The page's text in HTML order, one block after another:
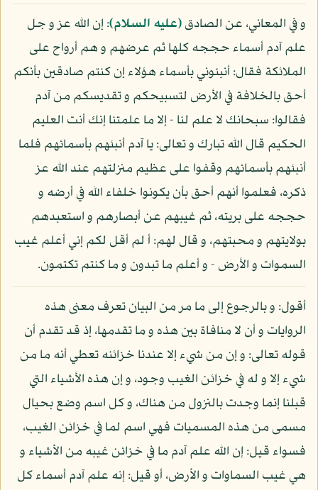
و في المعاني، عن الصادق(عليه السلام): إن الله عز و جل
علم آدم أسماء حججه كلها ثم عرضهم و هم أرواح على
الملائكة فقال: أنبئوني بأسماء هؤلاء إن كنتم صادقين بأنكم
أحق بالخلافة في الأرض لتسبيحكم و تقديسكم من آدم
فقالوا: سبحانك لا علم لنا - إلا ما علمتنا إنك أنت العليم
الحكيم قال الله تبارك و تعالى: يا آدم أنبئهم بأسمائهم فلما
أنبئهم بأسمائهم وقفوا على عظيم منزلتهم عند الله عز
ذكره، فعلموا أنهم أحق بأن يكونوا خلفاء الله في أرضه و
حججه على بريته، ثم غيبهم عن أبصارهم و استعبدهم
بولايتهم و محبتهم، و قال لهم: أ لم أقل لكم إني أعلم غيب
السموات و الأرض - و أعلم ما تبدون و ما كنتم تكتمون.
أقول: و بالرجوع إلى ما مر من البيان تعرف معنى هذه
الروايات و أن لا منافاة بين هذه و ما تقدمها، إذ قد تقدم أن
قوله تعالى: و إن من شيء إلا عندنا خزائنه تعطي أنه ما من
شيء إلا و له في خزائن الغيب وجود، و إن هذه الأشياء التي
قبلنا إنما وجدت بالنزول من هناك، و كل اسم وضع بحيال
مسمى من هذه المسميات فهي اسم لما في خزائن الغيب،
فسواء قيل: إن الله علم آدم ما في خزائن غيبه من الأشياء و
هي غيب السماوات و الأرض، أو قيل: إنه علم آدم أسماء كل